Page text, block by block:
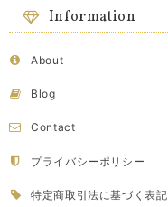
Information
About
Blog
Contact
プライバシーポリシー
特定商取引法に基づく表記